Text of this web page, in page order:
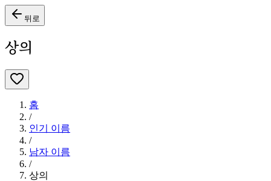
뒤로
상의
홈
/
인기 이름
/
남자 이름
/
상의